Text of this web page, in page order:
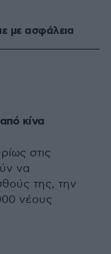
με ασφάλεια
κίνα
στις
να
της, την
νέους